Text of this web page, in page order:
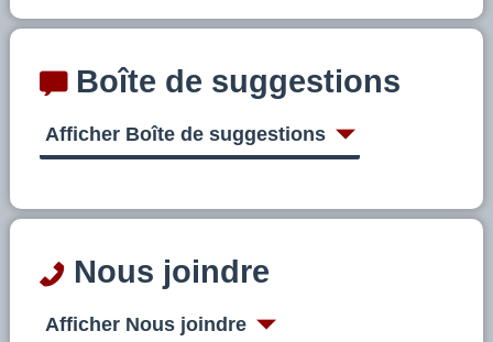
Boîte de suggestions
Afficher Boîte de suggestions
Nous joindre
Afficher Nous joindre